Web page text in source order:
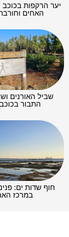
יער הרקפות בכוכב
האחים
שביל האורנים
התבור בכוכב
חוף שדות ים:
במרכז